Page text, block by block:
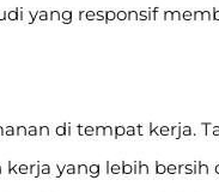
yang responsif
di tempat kerja.
yang lebih bersih